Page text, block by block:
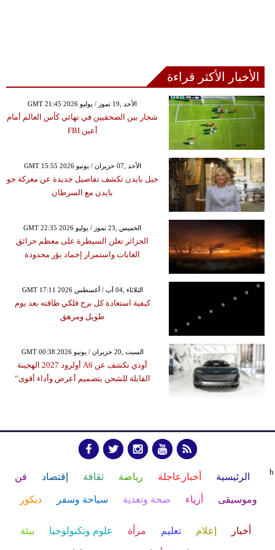
الأخبار الأكثر قراءة
GMT 21:45 2026 الأحد ,19 تموز / يوليو
شجار بين الصحفيين في نهائي كأس العالم أمام
أعين FBI
GMT 15:55 2026 الأحد ,07 حزيران / يونيو
جيل بايدن تكشف تفاصيل جديدة عن معركة جو
بايدن مع السرطان
GMT 22:35 2026 الخميس ,23 تموز / يوليو
الجزائر تعلن السيطرة على معظم حرائق
الغابات واستمرار إخماد بؤر محدودة
GMT 17:11 2026 الثلاثاء ,04 آب / أغسطس
كيفية استعادة كل برج فلكي طاقته بعد يوم
طويل ومرهق
GMT 00:38 2026 السبت ,20 حزيران / يونيو
أودي تكشف عن A6 أولرود 2027 الهجينة
القابلة للشحن بتصميم أعرض وأداء أقوى”
h الرئيسية أخبارعاجلة رياضة ثقافة إقتصاد فن
وموسيقى أزياء صحة وتغذية سياحة وسفر ديكور
أخبار إعلام تعليم مرأة علوم وتكنولوجيا بيئة